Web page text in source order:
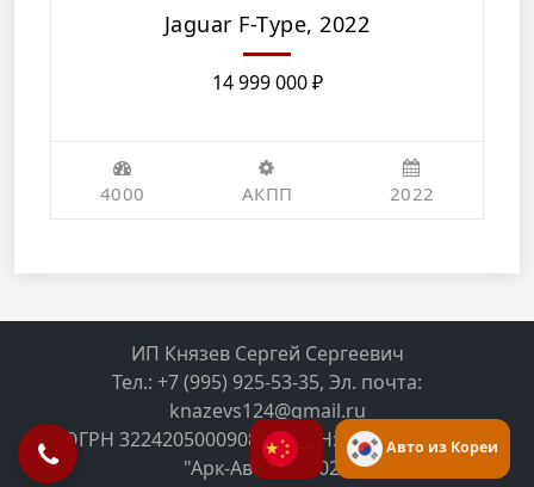
Jaguar F-Type, 2022
14 999 000₽
4000 АКПП 2022
ИП Князев Сергей Сергеевич
Тел.: +7 (995) 925-53-35, Эл. почта:
knazevs124@gmail.ru
ОГРН 322420500090846, ИНН: 420591542183
"Арк-Авто" © 2025
Авто из Кореи